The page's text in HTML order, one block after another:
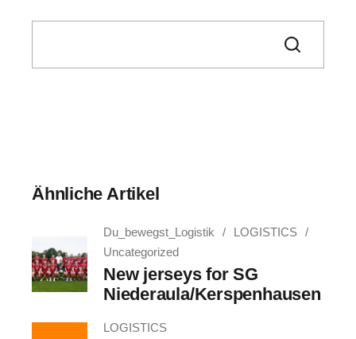
Search
Ähnliche Artikel
Du_bewegst_Logistik
LOGISTICS
Uncategorized
New jerseys for SG
Niederaula/Kerspenhausen
LOGISTICS